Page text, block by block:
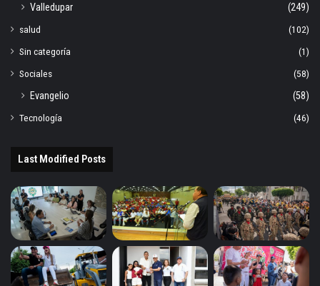
Valledupar
(249)
salud
(102)
Sin categoría
(1)
Sociales
(58)
Evangelio
(58)
Tecnología
(46)
Last Modified Posts